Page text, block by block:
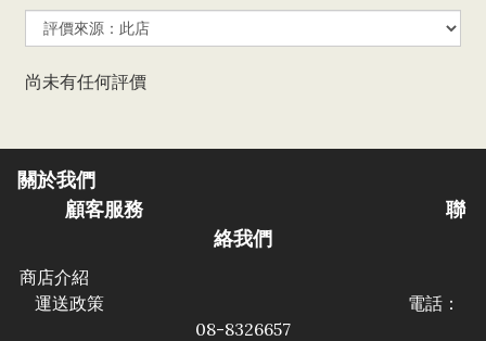
尚未有任何評價
關於我們
顧客服務
聯
絡我們
商店介紹
運送政策 電話：
08-8326657